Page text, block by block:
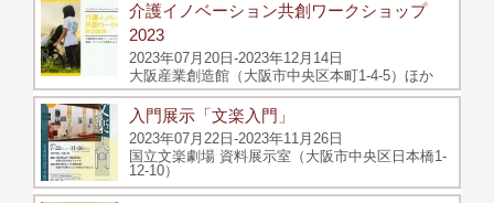
介護イノベーション共創ワークショップ
2023
2023年07月20日-2023年12月14日
大阪産業創造館（大阪市中央区本町1-4-5）ほか
入門展示「文楽入門」
2023年07月22日-2023年11月26日
国立文楽劇場 資料展示室（大阪市中央区日本橋1-
12-10）